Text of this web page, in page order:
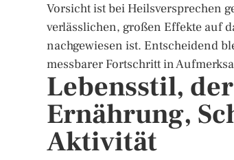
Vorsicht ist bei Heilsversprechen
verlässlichen, großen Effekte auf
nachgewiesen ist. Entscheidend
messbarer Fortschritt in
Lebensstil,
Ernährung,
Aktivität